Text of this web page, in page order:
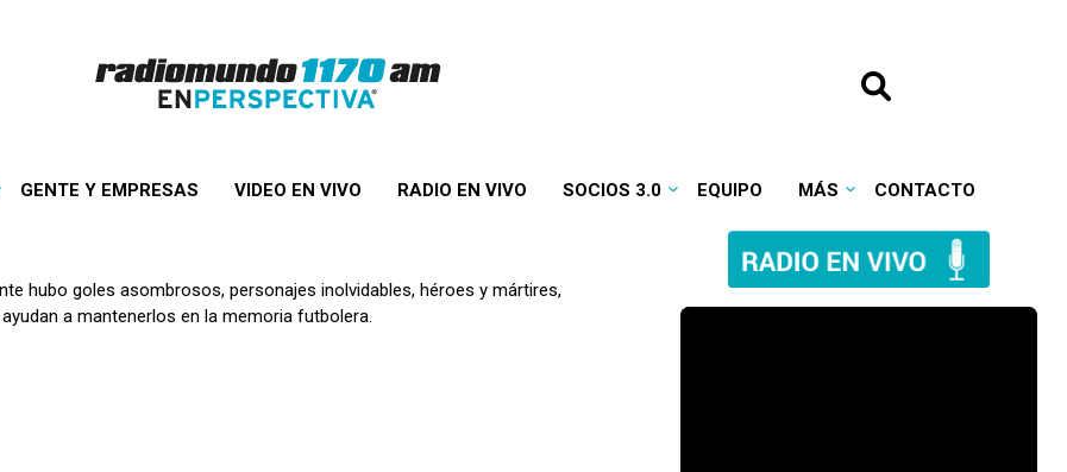
GENTE Y EMPRESAS VIDEO EN VIVO RADIO EN VIVO SOCIOS 3.0 EQUIPO MÁS CONTACTO
hubo goles asombrosos, personajes inolvidables, héroes y mártires,
a mantenerlos en la memoria futbolera.